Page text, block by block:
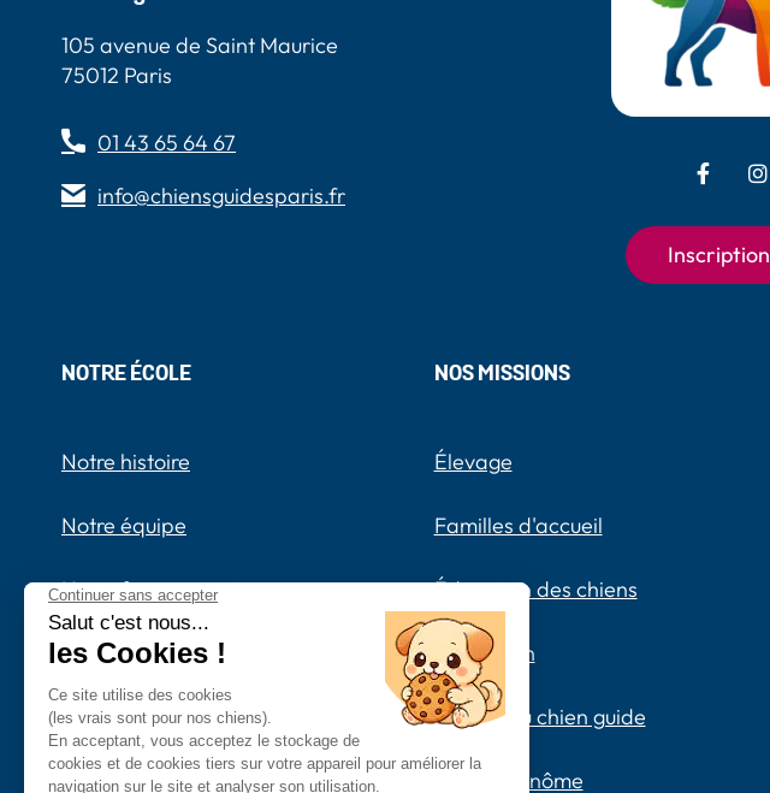
105 avenue de Saint Maurice
75012 Paris
01 43 65 64 67
info@chiensguidesparis.fr
NOTRE ÉCOLE
Notre histoire
Notre équipe
Notre financement
Nos partenaires
Le parcours de nos chiens
Nos publications
NOS MISSIONS
Élevage
Familles d'accueil
Éducation des chiens
Attribution
Remise du chien guide
Suivi du binôme